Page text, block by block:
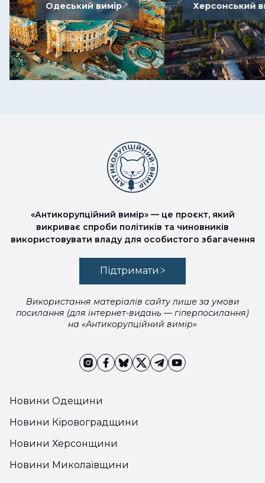
Одеський вимір Херсонський
Новини Одещини
Новини Кіровоградщини
Новини Херсонщини
Новини Миколаївщини
«Антикорупційний вимір» — це проєкт, який
викриває спроби політиків та чиновників
використовувати владу для особистого збагачення
Підтримати
Використання матеріалів сайту лише за умови
посилання (для інтернет-видань — гіперпосилання)
на «Антикорупційний вимір»